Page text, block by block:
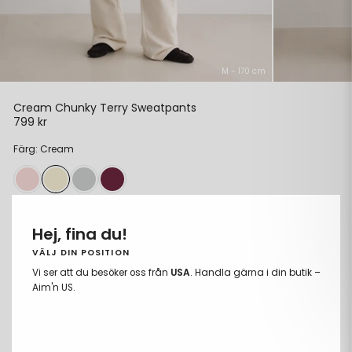
M - 170 cm
Cream Chunky Terry Sweatpants
799 kr
Färg: Cream
S
Hej, fina du!
VÄLJ DIN POSITION
Vi ser att du besöker oss från USA. Handla gärna i din butik –
Aim'n US.